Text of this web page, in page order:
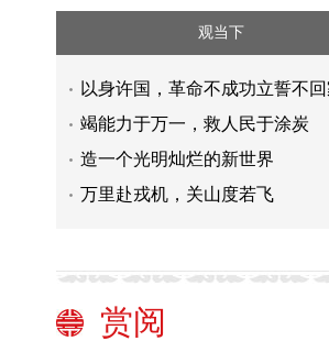
观当下
以身许国，革命不成功立誓不
竭能力于万一，救人民于涂炭
造一个光明灿烂的新世界
万里赴戎机，关山度若飞
赏阅